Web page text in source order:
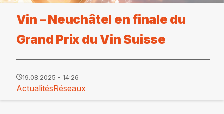
Vin – Neuchâtel en finale du
Grand Prix du Vin Suisse
19.08.2025 - 14:26
ActualitésRéseaux